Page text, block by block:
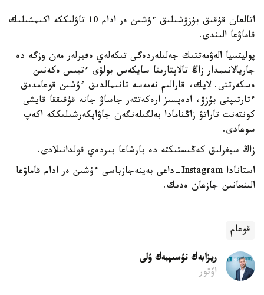
اتالعان قۇقىق بۇزۋشىلىق ءۇشىن ەر ادام 10 تاۋلىككە اكىمشىلىك
قاماۋعا الىندى.
پوليتسيا الەۋمەتتىك جەلىلەردەگى تىكەلەي ەفيرلەر مەن وزگە دە
جاريالانىمدار زاڭ تالاپتارىنا سايكەس بولۋى ءتيىس ەكەنىن
ەسكەرتتى. لايك، قارالىم نەمەسە تانىمالدىق ءۇشىن قوعامدىق
ءتارتىپتى بۇزۋ، ادەپسىز ارەكەتتەر جاساۋ جانە قۇقىققا قايشى
كونتەنت تاراتۋ زاڭنامادا بەلگىلەنگەن جاۋاپكەرشىلىككە اكەپ
سوعادى.
زاڭ سيفرلىق كەڭىستىكتە دە بارشاعا بىردەي قولدانىلادى.
استانادا Instagram-داعى بەينەجازباسى ءۇشىن ەر ادام قاماۋعا
الىنعانىن جازعان ەدىك.
قوعام
ريزابەك نۇسىپبەك ۇلى
اۆتور